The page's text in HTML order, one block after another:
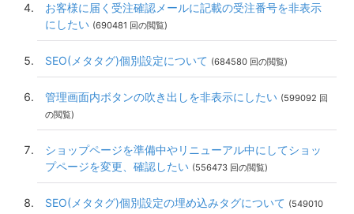
お客様に届く受注確認メールに記載の受注番号を非表示
にしたい (690481 回の閲覧)
SEO(メタタグ)個別設定について (684580 回の閲覧)
管理画面内ボタンの吹き出しを非表示にしたい (599092 回
の閲覧)
ショップページを準備中やリニューアル中にしてショッ
プページを変更、確認したい (556473 回の閲覧)
SEO(メタタグ)個別設定の埋め込みタグについて (549010